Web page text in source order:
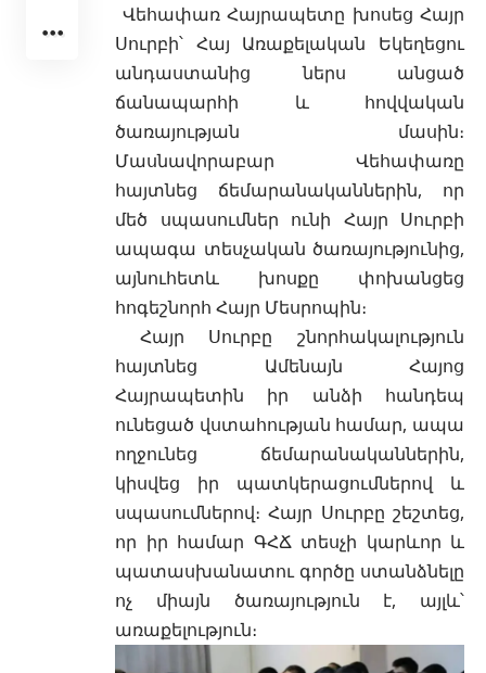
Վեհափառ Հայրապետը խոսեց Հայր
Սուրբի՝ Հայ Առաքելական Եկեղեցու
անդաստանից ներս անցած
ճանապարհի և հովվական
ծառայության մասին։
Մասնավորաբար Վեհափառը
հայտնեց ճեմարանականներին, որ
մեծ սպասումներ ունի Հայր Սուրբի
ապագա տեսչական ծառայությունից,
այնուհետև խոսքը փոխանցեց
հոգեշնորհ Հայր Մեսրոպին։
Հայր Սուրբը շնորհակալություն
հայտնեց Ամենայն Հայոց
Հայրապետին իր անձի հանդեպ
ունեցած վստահության համար, ապա
ողջունեց ճեմարանականներին,
կիսվեց իր պատկերացումներով և
սպասումներով։ Հայր Սուրբը շեշտեց,
որ իր համար ԳՀՃ տեսչի կարևոր և
պատասխանատու գործը ստանձնելը
ոչ միայն ծառայություն է, այլև՝
առաքելություն։